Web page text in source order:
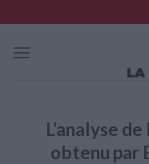
to
content
L’analyse
obtenu par